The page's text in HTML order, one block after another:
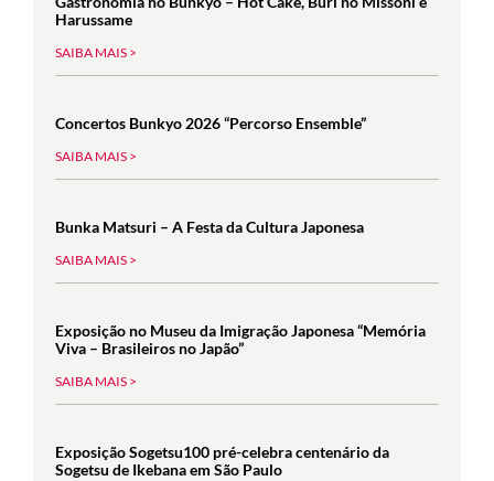
Harussame
SAIBA MAIS >
Concertos Bunkyo 2026 “Percorso Ensemble”
SAIBA MAIS >
Bunka Matsuri – A Festa da Cultura Japonesa
SAIBA MAIS >
Exposição no Museu da Imigração Japonesa “Memória
Viva – Brasileiros no Japão”
SAIBA MAIS >
Exposição Sogetsu100 pré-celebra centenário da
Sogetsu de Ikebana em São Paulo